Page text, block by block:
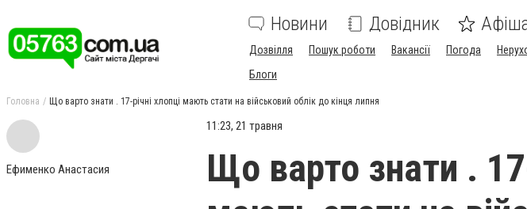
Новини Довідник
Дозвілля Пошук роботи Вакансії Погода
Блоги
Головна Що варто знати . 17-річні хлопці мають стати на військовий облік до кінця липня
Ефименко Анастасия
11:23, 21 травня
Що варто знати .